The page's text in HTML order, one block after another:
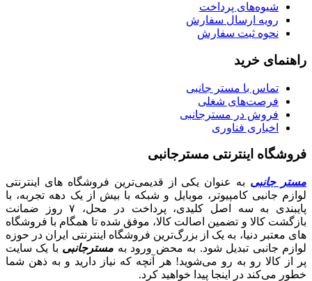
شیوه‌های پرداخت
رویه ارسال سفارش
نحوه ثبت سفارش
راهنمای خرید
تماس با مستر جانبی
فرصت‌های شغلی
فروش در مسترجانبی
اخباری فناوری
فروشگاه اینترنتی مسترجانبی
مستر جانبی به عنوان یکی از قدیمی‌ترین فروشگاه های اینترنتی
لوازم جانبی کامپیوتر، موبایل و شبکه با بیش از یک دهه تجربه، با
پایبندی به سه اصل کلیدی، پرداخت در محل، ۷ روز ضمانت
بازگشت کالا و تضمین اصالت کالا، موفق شده تا همگام با فروشگاه‌
های معتبر دنیا، به یک از بزرگ‌ترین فروشگاه اینترنتی ایران در حوزه
لوازم جانبی تبدیل شود. به محض ورود به مسترجانبی با یک سایت
پر از کالا رو به رو می‌شوید! هر آنچه که نیاز دارید و به ذهن شما
خطور می‌کند در اینجا پیدا خواهید کرد.